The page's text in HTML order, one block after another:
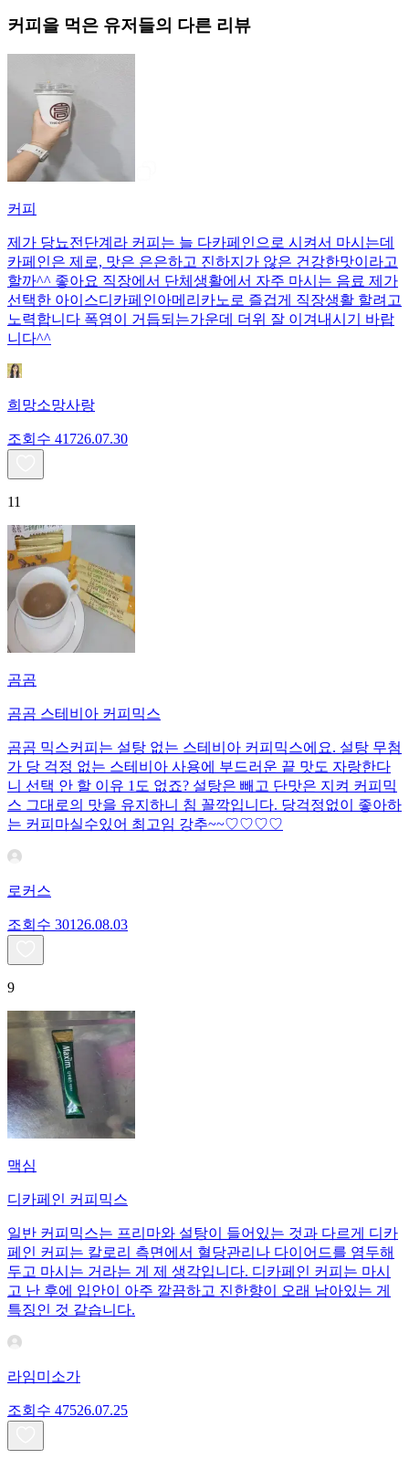
커피 을 먹은 유저들의 다른 리뷰
커피
제가 당뇨전단계라 커피는 늘 다카페인으로 시켜서 마시는데
카페인은 제로, 맛은 은은하고 진하지가 않은 건강한맛이라고
할까^^ 좋아요 직장에서 단체생활에서 자주 마시는 음료 제가
선택한 아이스디카페인아메리카노로 즐겁게 직장생활 할려고
노력합니다 폭염이 거듭되는가운데 더위 잘 이겨내시기 바랍
니다^^
희망소망사랑
조회수 41726.07.30
11
곰곰
곰곰 스테비아 커피믹스
곰곰 믹스커피는 설탕 없는 스테비아 커피믹스에요. 설탕 무첨
가 당 걱정 없는 스테비아 사용에 부드러운 끝 맛도 자랑한다
니 선택 안 할 이유 1도 없죠? 설탕은 빼고 단맛은 지켜 커피믹
스 그대로의 맛을 유지하니 침 꼴깍입니다. 당걱정없이 좋아하
는 커피마실수있어 최고임 강추~~♡♡♡♡
로커스
조회수 301 26.08.03
9
맥심
디카페인 커피믹스
일반 커피믹스는 프리마와 설탕이 들어있는 것과 다르게 디카
페인 커피는 칼로리 측면에서 혈당관리나 다이어드를 염두해
두고 마시는 거라는 게 제 생각입니다. 디카페인 커피는 마시
고 난 후에 입안이 아주 깔끔하고 진한향이 오래 남아있는 게
특징인 것 같습니다.
라임미소가
조회수 47526.07.25